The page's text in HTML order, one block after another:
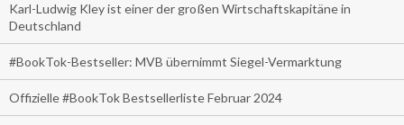
Karl-Ludwig Kley ist einer der großen Wirtschaftskapitäne in
Deutschland
#BookTok-Bestseller: MVB übernimmt Siegel-Vermarktung
Offizielle #BookTok Bestsellerliste Februar 2024